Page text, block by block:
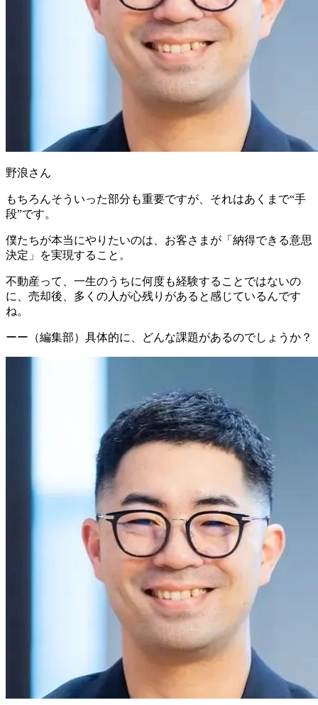
野浪さん
もちろんそういった部分も重要ですが、それはあくまで“手
段”です。
僕たちが本当にやりたいのは、お客さまが「納得できる意思
決定」を実現すること 。
不動産って、一生のうちに何度も経験することではないの
に、売却後、多くの人が心残りがあると感じているんです
ね。
ーー（編集部）具体的に、どんな課題があるのでしょうか？